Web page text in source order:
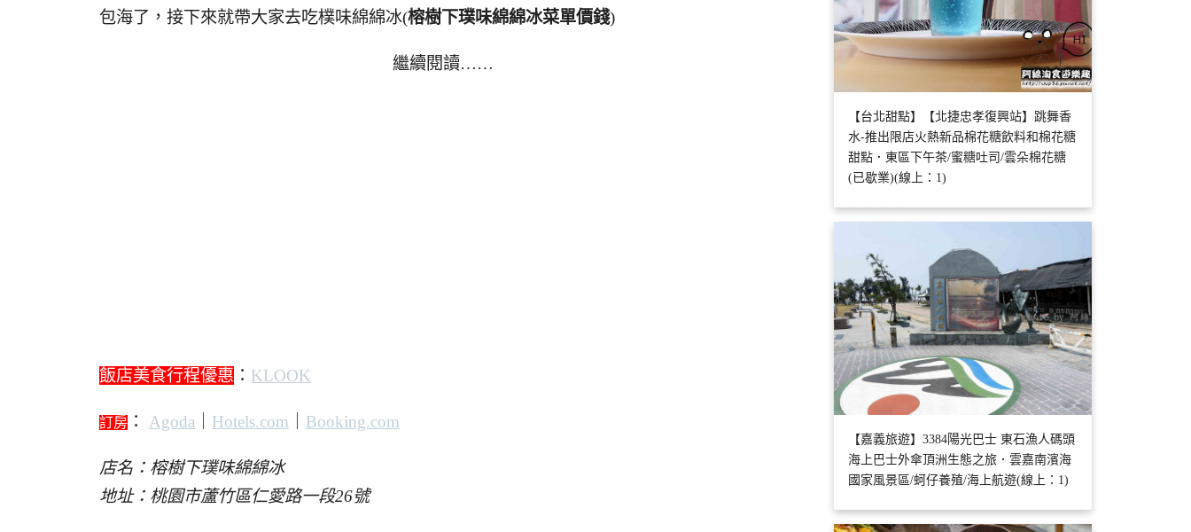
包海了，接下來就帶大家去吃樸味綿綿冰(榕樹下璞味綿綿冰菜單價錢)
繼續閱讀……
飯店美食行程優惠 ： KLOOK
訂房 ： Agoda Hotels.com Booking.com
店名：榕樹下璞味綿綿冰
地址：桃園市蘆竹區仁愛路一段26號
【台北甜點】【北捷忠孝復興站】跳舞香
水-推出限店火熱新品棉花糖飲料和棉花糖
甜點．東區下午茶/蜜糖吐司/雲朵棉花糖
(已歇業)(線上：1)
【嘉義旅遊】3384陽光巴士 東石漁人碼頭
海上巴士外傘頂洲生態之旅．雲嘉南濱海
國家風景區/蚵仔養殖/海上航遊(線上：1)